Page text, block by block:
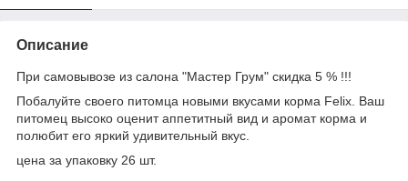
Описание
При самовывозе из салона "Мастер Грум" скидка 5 % !!!
Побалуйте своего питомца новыми вкусами корма Felix. Ваш
питомец высоко оценит аппетитный вид и аромат корма и
полюбит его яркий удивительный вкус.
цена за упаковку 26 шт.